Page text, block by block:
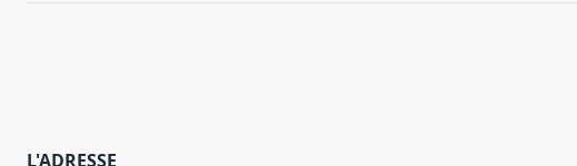
L'ADRESSE